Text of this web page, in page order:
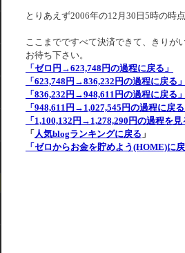
とりあえず2006年の12月30日5時の時
ここまでですべて決済できて、きりが
お待ち下さい。
「ゼロ円→623,748円の過程に戻る」
「623,748円→836,232円の過程に戻る」
「836,232円→948,611円の過程に戻る」
「948,611円→1,027,545円の過程に戻る
「1,100,132円→1,278,290円の過程を見
「 人気blogランキングに戻る 」
「ゼロからお金を貯めよう(HOME)に戻